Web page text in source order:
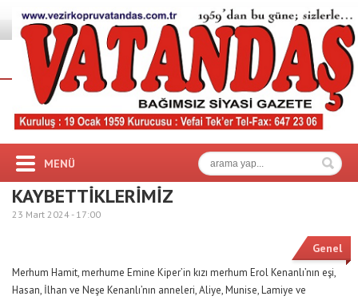
MENÜ
KAYBETTİKLERİMİZ
23 Mart 2024 - 17:00
Genel
Merhum Hamit, merhume Emine Kiper’in kızı merhum Erol Kenanlı’nın eşi,
Hasan, İlhan ve Neşe Kenanlı’nın anneleri, Aliye, Munise, Lamiye ve